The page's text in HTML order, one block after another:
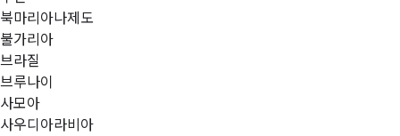
북마리아나제도
불가리아
브라질
브루나이
사모아
사우디아라비아